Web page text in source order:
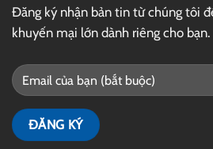
Đăng ký nhận bản tin từ chúng tôi
khuyến mại lớn dành riêng cho bạn.